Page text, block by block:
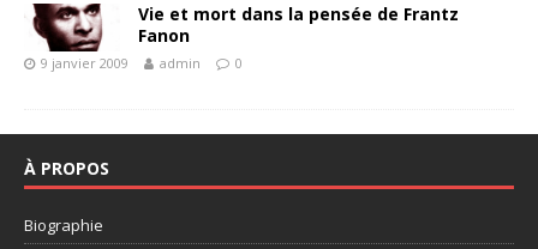
Vie et mort dans la pensée de Frantz
Fanon
9 janvier 2009 admin 0
À PROPOS
Biographie